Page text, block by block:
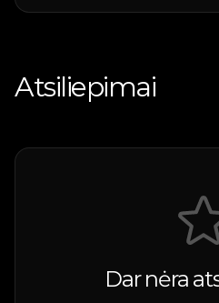
Atsiliepimai
Dar nėra